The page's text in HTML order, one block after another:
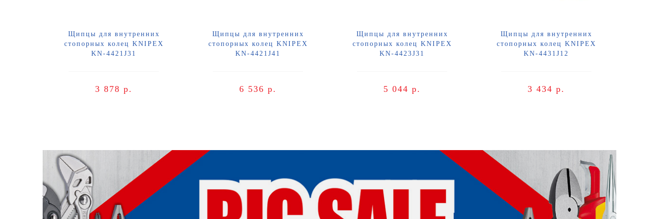
Щипцы для внутренних
стопорных колец KNIPEX
KN-4421J31
3 878 р.
Щипцы для внутренних
стопорных колец KNIPEX
KN-4421J41
6 536 р.
Щипцы для внутренних
стопорных колец KNIPEX
KN-4423J31
5 044 р.
Щипцы для внутренних
стопорных колец KNIPEX
KN-4431J12
3 434 р.